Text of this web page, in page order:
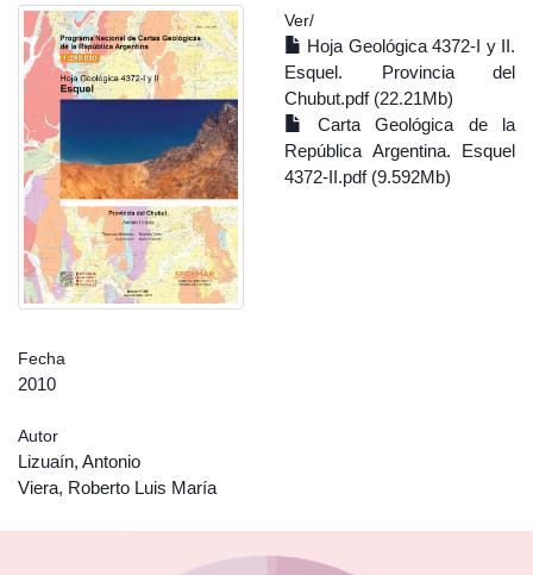
Ver/
Hoja Geológica 4372-I y II.
Esquel. Provincia del
Chubut.pdf (22.21Mb)
Carta Geológica de la
República Argentina. Esquel
4372-II.pdf (9.592Mb)
Fecha
2010
Autor
Lizuaín, Antonio
Viera, Roberto Luis María